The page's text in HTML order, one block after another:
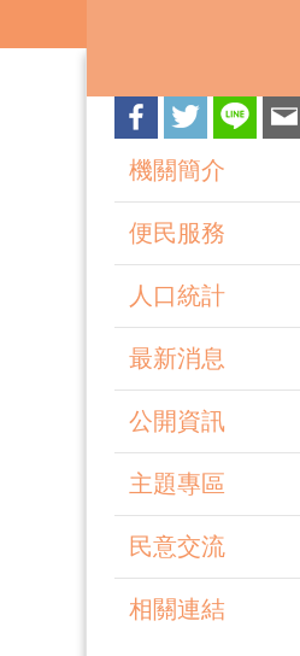
機關簡介
便民服務
人口統計
最新消息
公開資訊
主題專區
民意交流
相關連結